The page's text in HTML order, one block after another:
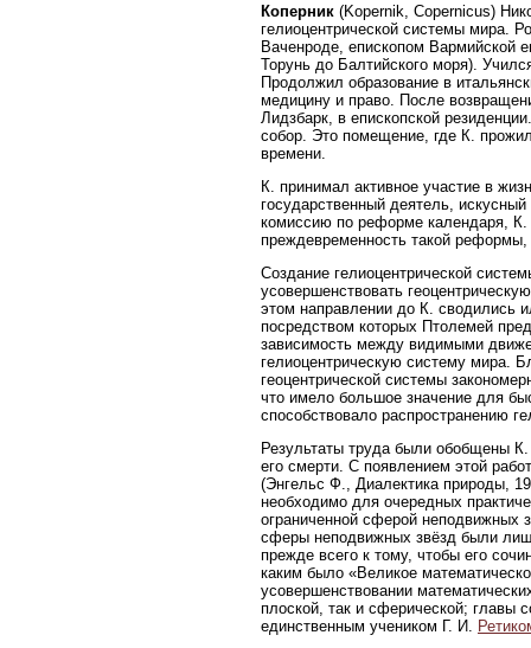
Коперник (Kopernik, Copernicus)
гелиоцентрической системы мира.
Ваченроде, епископом Вармийской
Торунь до Балтийского моря).
Продолжил образование в
медицину и право. После
Лидзбарк, в епископской
собор. Это помещение, где К.
времени.
К. принимал активное участие в
государственный деятель,
комиссию по реформе календаря,
преждевременность такой реформы,
Создание гелиоцентрической
усовершенствовать
этом направлении до К. сводились
посредством которых Птолемей
зависимость между видимыми
гелиоцентрическую систему мира.
геоцентрической системы
что имело большое значение для
способствовало распространению
Результаты труда были обобщены
его смерти. С появлением этой
(Энгельс Ф., Диалектика природы,
необходимо для очередных
ограниченной сферой неподвижных
сферы неподвижных звёзд были
прежде всего к тому, чтобы его
каким было «Великое
усовершенствовании
плоской, так и сферической; главы
единственным учеником Г. И.